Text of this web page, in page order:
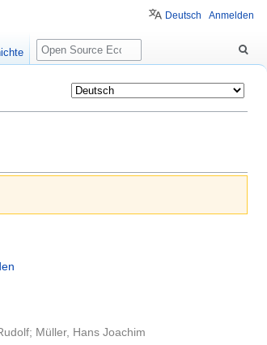
Müller, Hans Joachim
Deutsch Anmelden
Suche